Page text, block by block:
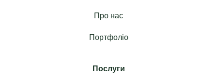
Про нас
Портфоліо
Послуги